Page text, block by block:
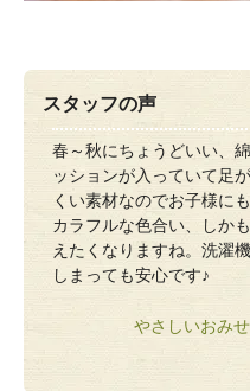
スタッフの声
春～秋にちょうどいい、
ッションが入っていて足
くい素材なのでお子様に
カラフルな色合い、しか
えたくなりますね。洗濯
しまっても安心です♪
やさしいおみ